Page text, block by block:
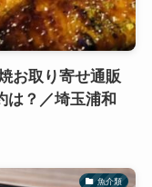
お取り寄せ通販
は？／埼玉浦和
魚介類